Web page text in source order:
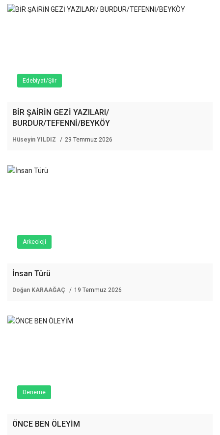
Edebiyat/Şiir
BİR ŞAİRİN GEZİ YAZILARI/
BURDUR/TEFENNİ/BEYKÖY
Hüseyin YILDIZ 29 Temmuz 2026
Arkeoloji
İnsan Türü
Doğan KARAAĞAÇ 19 Temmuz 2026
Deneme
ÖNCE BEN ÖLEYİM